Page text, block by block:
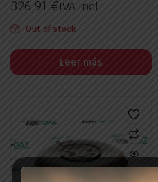
326,91 €IVA Incl.
Out of stock
Leer más